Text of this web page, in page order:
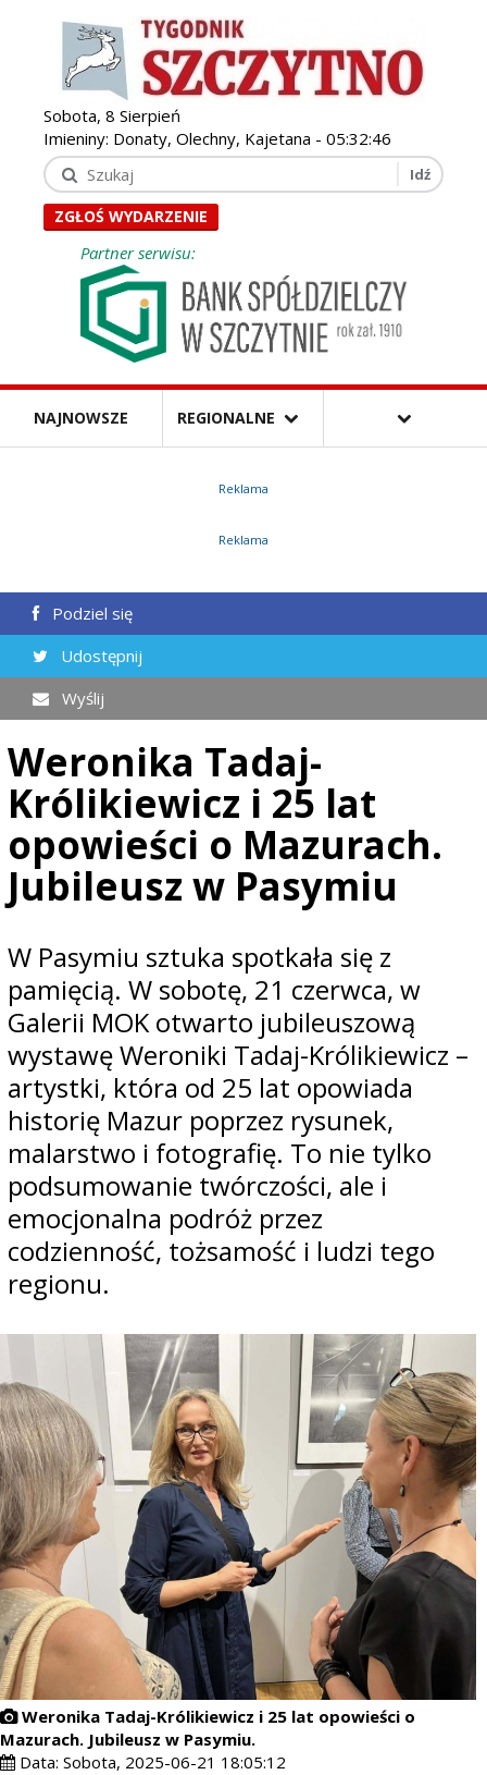
Sobota, 8 Sierpień
Imieniny: Donaty, Olechny, Kajetana - 05:32:48
ZGŁOŚ WYDARZENIE
Partner serwisu:
NAJNOWSZE REGIONALNE
Reklama
Reklama
Podziel się
Udostępnij
Wyślij
Weronika Tadaj-
Królikiewicz i 25 lat
opowieści o Mazurach.
Jubileusz w Pasymiu
W Pasymiu sztuka spotkała się z
pamięcią. W sobotę, 21 czerwca, w
Galerii MOK otwarto jubileuszową
wystawę Weroniki Tadaj-Królikiewicz –
artystki, która od 25 lat opowiada
historię Mazur poprzez rysunek,
malarstwo i fotografię. To nie tylko
podsumowanie twórczości, ale i
emocjonalna podróż przez
codzienność, tożsamość i ludzi tego
regionu.
Weronika Tadaj-Królikiewicz i 25 lat opowieści o
Mazurach. Jubileusz w Pasymiu.
Data: Sobota, 2025-06-21 18:05:12